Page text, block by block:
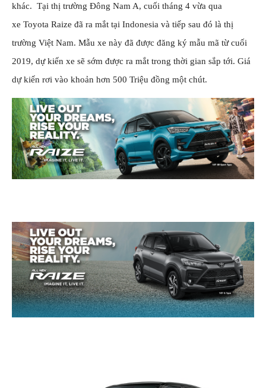
khác. Tại thị trường Đông Nam A, cuối tháng 4 vừa qua
xe Toyota Raize đã ra mắt tại Indonesia và tiếp sau đó là thị
trường Việt Nam. Mẫu xe này đã được đăng ký mẫu mã từ cuối
2019, dự kiến xe sẽ sớm được ra mắt trong thời gian sắp tới. Giá
dự kiến rơi vào khoản hơn 500 Triệu đồng một chút.